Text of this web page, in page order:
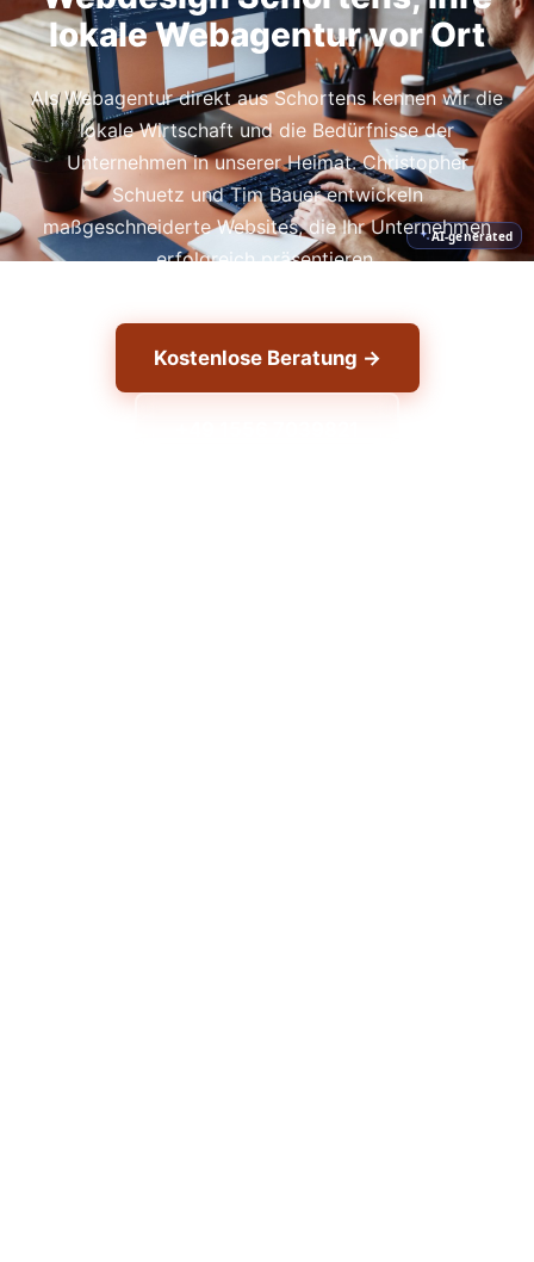
AI-generated
lokale Webagentur vor Ort
Als Webagentur direkt aus Schortens kennen wir die
lokale Wirtschaft und die Bedürfnisse der
Unternehmen in unserer Heimat. Christopher
Schuetz und Tim Bauer entwickeln
maßgeschneiderte Websites, die Ihr Unternehmen
erfolgreich präsentieren.
Kostenlose Beratung →